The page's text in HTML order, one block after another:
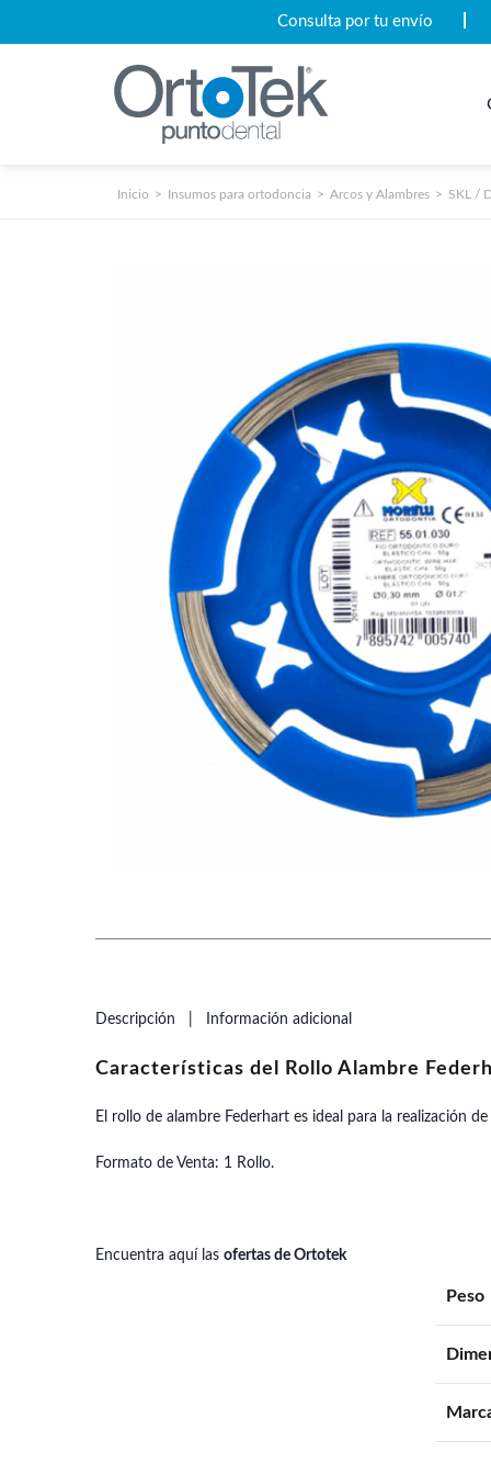
Consulta por tu envío
Inicio Insumos para ortodoncia Arcos y Alambres SKL /
Descripción Información adicional
Características del Rollo Alambre
El rollo de alambre Federhart es ideal para la realización
Formato de Venta: 1 Rollo.
Encuentra aquí las ofertas de Ortotek
Peso